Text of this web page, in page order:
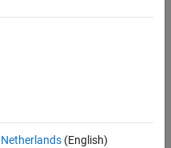
Netherlands(English)